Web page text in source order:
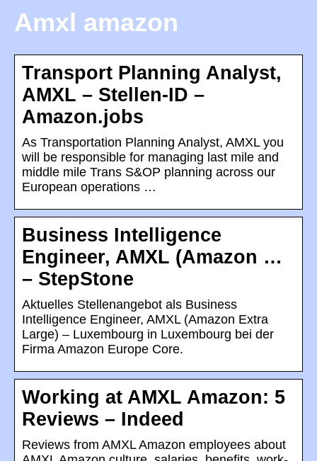
Amxl amazon
Transport Planning Analyst,
AMXL – Stellen-ID –
Amazon.jobs
As Transportation Planning Analyst, AMXL you
will be responsible for managing last mile and
middle mile Trans S&OP planning across our
European operations …
Business Intelligence
Engineer, AMXL (Amazon …
– StepStone
Aktuelles Stellenangebot als Business
Intelligence Engineer, AMXL (Amazon Extra
Large) – Luxembourg in Luxembourg bei der
Firma Amazon Europe Core.
Working at AMXL Amazon: 5
Reviews – Indeed
Reviews from AMXL Amazon employees about